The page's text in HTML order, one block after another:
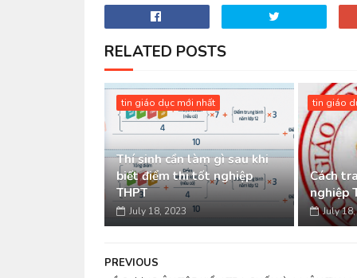
RELATED POSTS
tin giáo dục mới nhất
Thí sinh cần làm gì sau khi
biết điểm thi tốt nghiệp
THPT
July 18, 2023
tin giáo
Cách
nghiệp
July
PREVIOUS